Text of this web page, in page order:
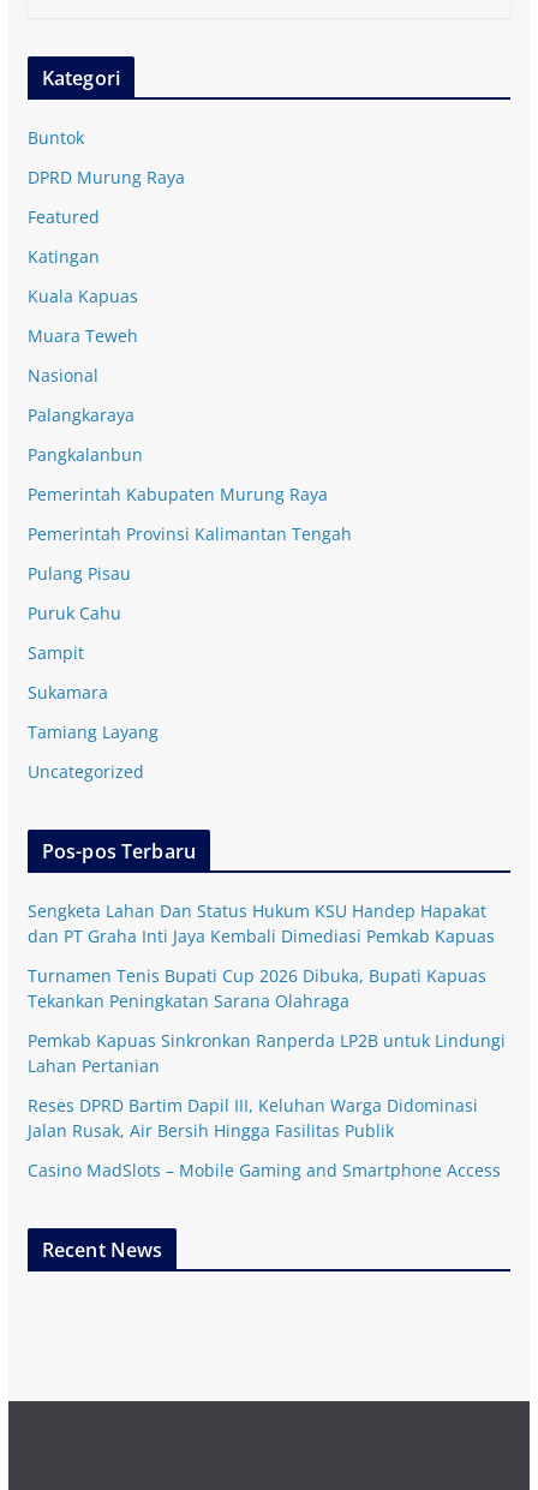
Kategori
Buntok
DPRD Murung Raya
Featured
Katingan
Kuala Kapuas
Muara Teweh
Nasional
Palangkaraya
Pangkalanbun
Pemerintah Kabupaten Murung Raya
Pemerintah Provinsi Kalimantan Tengah
Pulang Pisau
Puruk Cahu
Sampit
Sukamara
Tamiang Layang
Uncategorized
Pos-pos Terbaru
Sengketa Lahan Dan Status Hukum KSU Handep Hapakat
dan PT Graha Inti Jaya Kembali Dimediasi Pemkab Kapuas
Turnamen Tenis Bupati Cup 2026 Dibuka, Bupati Kapuas
Tekankan Peningkatan Sarana Olahraga
Pemkab Kapuas Sinkronkan Ranperda LP2B untuk Lindungi
Lahan Pertanian
Reses DPRD Bartim Dapil III, Keluhan Warga Didominasi
Jalan Rusak, Air Bersih Hingga Fasilitas Publik
Casino MadSlots – Mobile Gaming and Smartphone Access
Recent News